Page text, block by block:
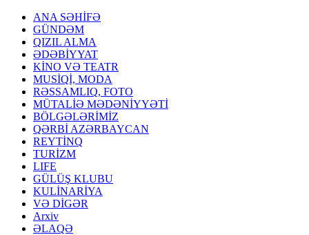
ANA SƏHİFƏ
GÜNDƏM
QIZIL ALMA
ƏDƏBİYYAT
KİNO VƏ TEATR
MUSİQİ, MODA
RƏSSAMLIQ, FOTO
MÜTALİƏ MƏDƏNİYYƏTİ
BÖLGƏLƏRİMİZ
QƏRBİ AZƏRBAYCAN
REYTİNQ
TURİZM
LIFE
GÜLÜŞ KLUBU
KULİNARİYA
VƏ DİGƏR
Arxiv
ƏLAQƏ